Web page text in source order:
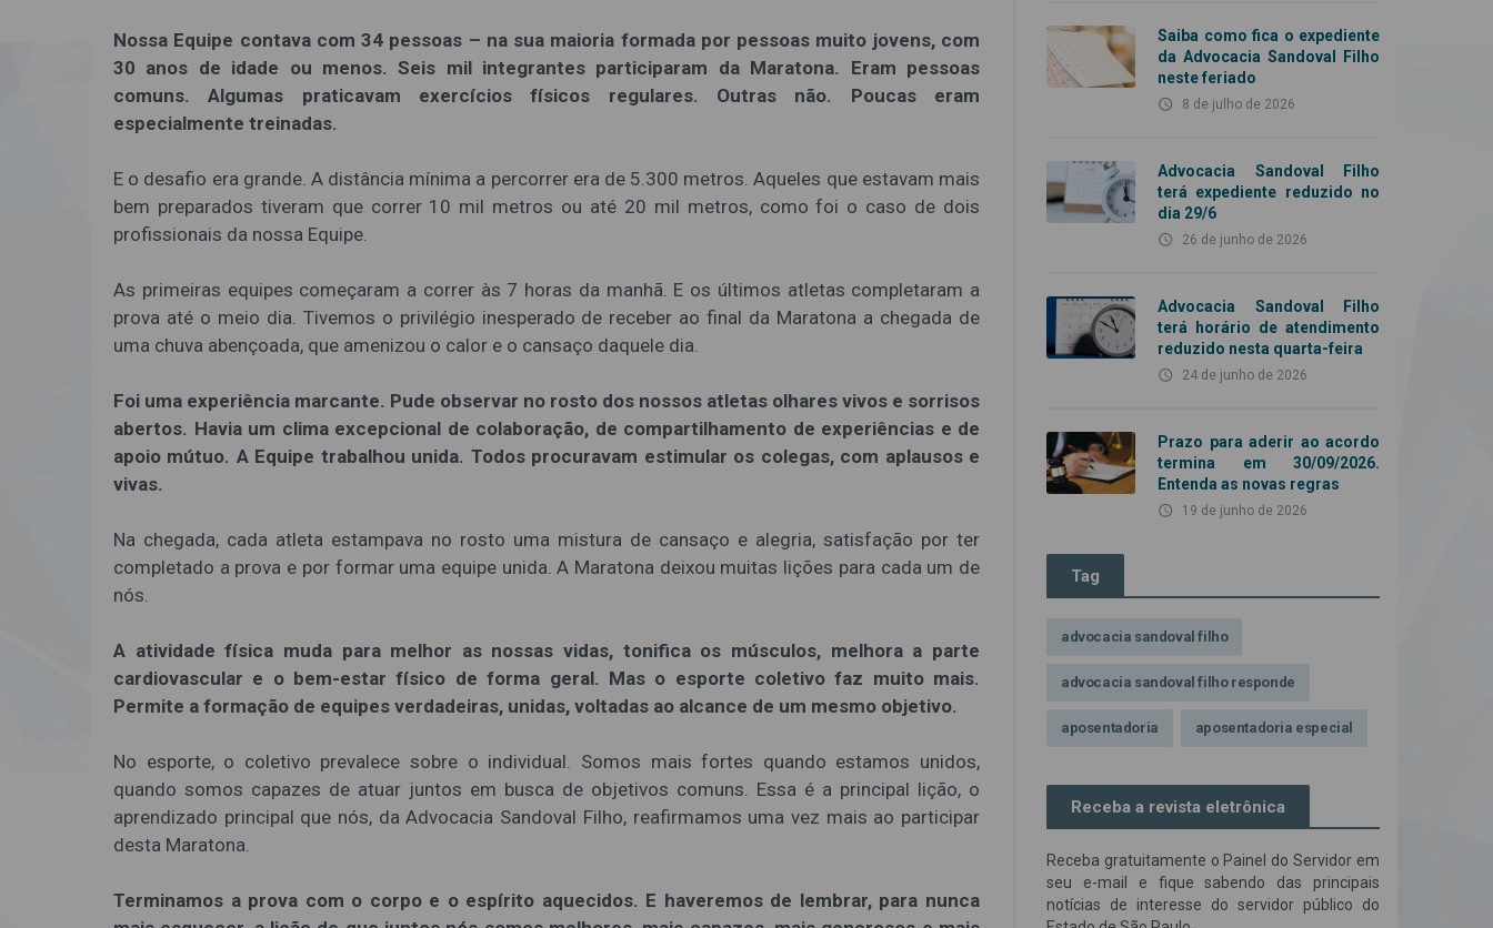
Nossa Equipe contava com 34 pessoas – na sua maioria formada por pessoas muito jovens, com
30 anos de idade ou menos. Seis mil integrantes participaram da Maratona. Eram pessoas
comuns. Algumas praticavam exercícios físicos regulares. Outras não. Poucas eram
especialmente treinadas.
E o desafio era grande. A distância mínima a percorrer era de 5.300 metros. Aqueles que estavam mais
bem preparados tiveram que correr 10 mil metros ou até 20 mil metros, como foi o caso de dois
profissionais da nossa Equipe.
As primeiras equipes começaram a correr às 7 horas da manhã. E os últimos atletas completaram a
prova até o meio dia. Tivemos o privilégio inesperado de receber ao final da Maratona a chegada de
uma chuva abençoada, que amenizou o calor e o cansaço daquele dia.
Foi uma experiência marcante. Pude observar no rosto dos nossos atletas olhares vivos e sorrisos
abertos. Havia um clima excepcional de colaboração, de compartilhamento de experiências e de
apoio mútuo. A Equipe trabalhou unida. Todos procuravam estimular os colegas, com aplausos e
vivas.
Na chegada, cada atleta estampava no rosto uma mistura de cansaço e alegria, satisfação por ter
completado a prova e por formar uma equipe unida. A Maratona deixou muitas lições para cada um de
nós.
A atividade física muda para melhor as nossas vidas, tonifica os músculos, melhora a parte
cardiovascular e o bem-estar físico de forma geral. Mas o esporte coletivo faz muito mais.
Permite a formação de equipes verdadeiras, unidas, voltadas ao alcance de um mesmo objetivo.
No esporte, o coletivo prevalece sobre o individual. Somos mais fortes quando estamos unidos,
quando somos capazes de atuar juntos em busca de objetivos comuns. Essa é a principal lição, o
aprendizado principal que nós, da Advocacia Sandoval Filho, reafirmamos uma vez mais ao participar
desta Maratona.
Terminamos a prova com o corpo e o espírito aquecidos. E haveremos de lembrar, para nunca
Saiba como fica o expediente
da Advocacia Sandoval Filho
neste feriado
access_time 8 de julho de 2026
Advocacia Sandoval Filho
terá expediente reduzido no
dia 29/6
access_time 26 de junho de 2026
Advocacia Sandoval Filho
terá horário de atendimento
reduzido nesta quarta-feira
access_time 24 de junho de 2026
Prazo para aderir ao acordo
termina em 30/09/2026.
Entenda as novas regras
access_time 19 de junho de 2026
Tag
advocacia sandoval filho
advocacia sandoval filho responde
aposentadoria aposentadoria especial
Campanha contra assédio ilegal
Campanha da OAB SP CNJ
Comissão de Precatórios da OAB SP
Receba a revista eletrônica
Receba gratuitamente o Painel do Servidor em
seu e-mail e fique sabendo das principais
notícias de interesse do servidor público do